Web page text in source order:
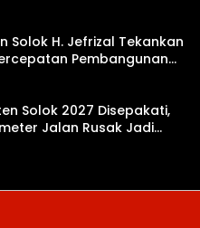
Solok H. Jefrizal Tekankan
Pembangunan
Solok 2027 Disepakati,
Jalan Rusak Jadi